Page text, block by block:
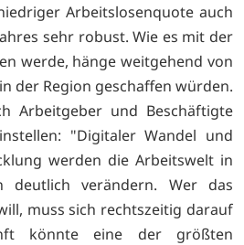
Arbeitslosenquote auch
sehr robust. Wie es mit der
werde, hänge weitgehend von
der Region geschaffen würden.
Arbeitgeber und Beschäftigte
"Digitaler Wandel und
werden die Arbeitswelt in
deutlich verändern. Wer das
muss sich rechtszeitig darauf
könnte eine der größten